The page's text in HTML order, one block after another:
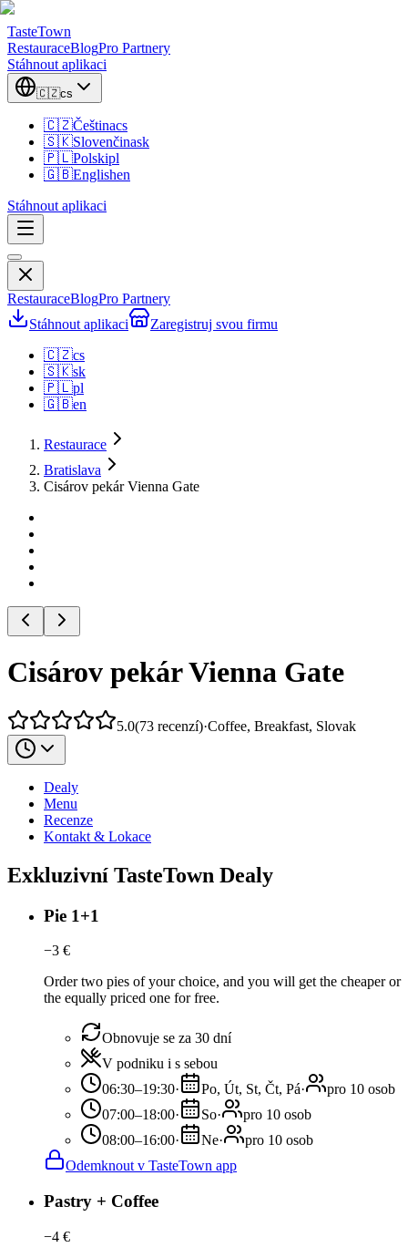
TasteTown
RestauraceBlogPro Partnery
Stáhnout aplikaci
🇨🇿cs
🇨🇿Češtinacs
🇸🇰Slovenčinask
🇵🇱Polskipl
🇬🇧Englishen
Stáhnout aplikaci
RestauraceBlogPro Partnery
Stáhnout aplikaci
Zaregistruj svou firmu
🇨🇿cs
🇸🇰sk
🇵🇱pl
🇬🇧en
Restaurace
Bratislava
Cisárov pekár Vienna Gate
Cisárov pekár Vienna Gate
5.0(73 recenzí)·Coffee, Breakfast, Slovak
Dealy
Menu
Recenze
Kontakt & Lokace
Exkluzivní TasteTown Dealy
Pie 1+1
−3 €
Order two pies of your choice, and you will get the cheaper or
the equally priced one for free.
Obnovuje se za 30 dní
V podniku i s sebou
06:30–19:30· Po, Út, St, Čt, Pá·
pro 10 osob
07:00–18:00· So·
pro 10 osob
08:00–16:00· Ne·
pro 10 osob
Odemknout v TasteTown app
Pastry + Coffee
−4 €